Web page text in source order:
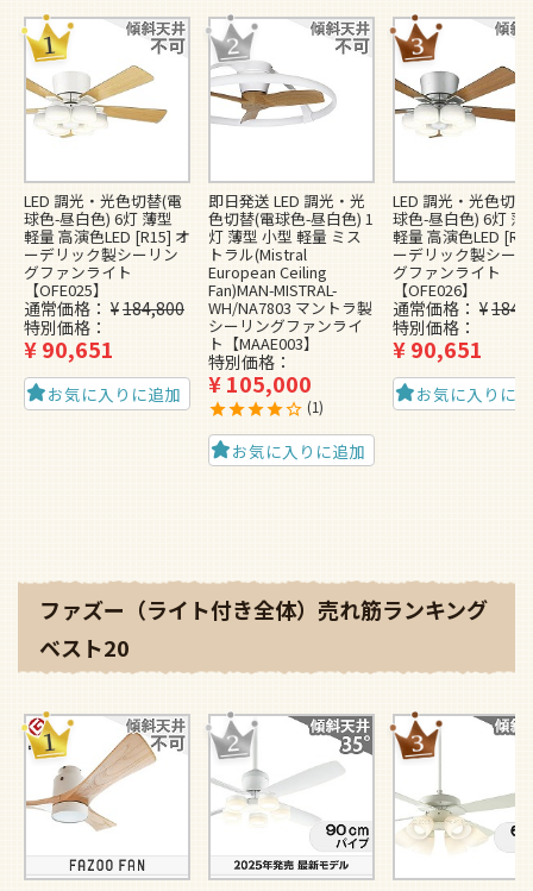
LED 調光・光色切替(電
球色-昼白色) 6灯 薄型
軽量 高演色LED [R15] オ
ーデリック製シーリン
グファンライト
【OFE025】
通常価格 ¥184,800
特別価格
¥90,651
お気に入りに追加
即日発送 LED 調光・光
色切替(電球色-昼白色) 1
灯 薄型 小型 軽量 ミス
トラル(Mistral
European Ceiling
Fan)MAN-MISTRAL-
WH/NA7803 マントラ製
シーリングファンライ
ト【MAAE003】
特別価格
¥105,000
1
お気に入りに追加
LED 調光・光色切
球色-昼白色) 6灯 薄
軽量 高演色LED
ーデリック製シー
グファンライト
【OFE026】
通常価格 ¥
特別価格
¥90,651
お気に入りに
ファズー（ライト付き全体）売れ筋ランキング
ベスト20